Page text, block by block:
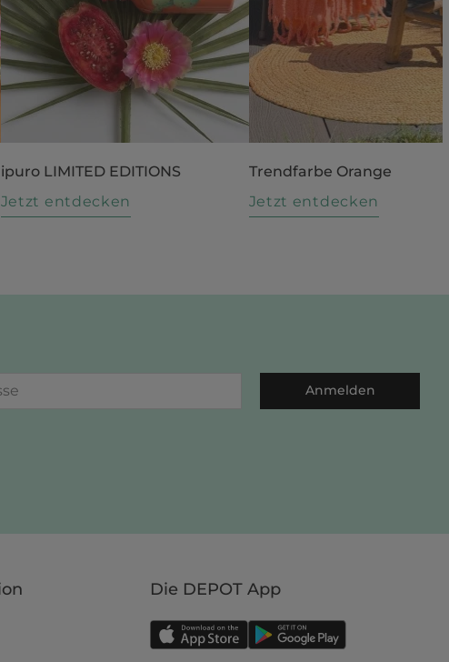
ipuro LIMITED EDITIONS
Jetzt entdecken
Trendfarbe Orange
Jetzt entdecken
Anmelden
Die DEPOT App